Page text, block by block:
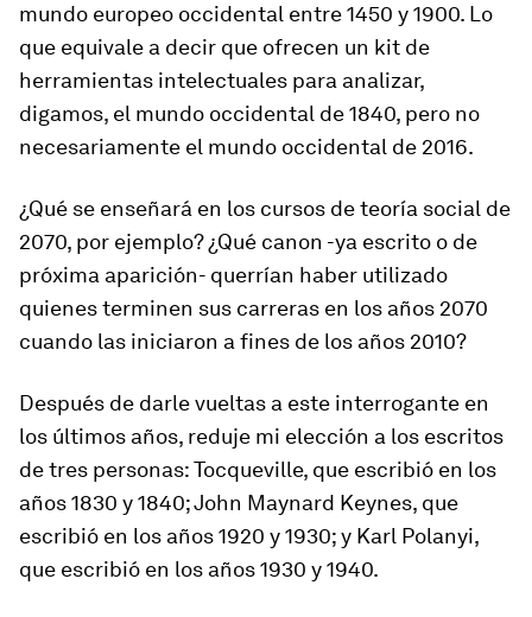
mundo europeo occidental entre 1450 y 1900. Lo
que equivale a decir que ofrecen un kit de
herramientas intelectuales para analizar,
digamos, el mundo occidental de 1840, pero no
necesariamente el mundo occidental de 2016.
¿Qué se enseñará en los cursos de teoría social de
2070, por ejemplo? ¿Qué canon -ya escrito o de
próxima aparición- querrían haber utilizado
quienes terminen sus carreras en los años 2070
cuando las iniciaron a fines de los años 2010?
Después de darle vueltas a este interrogante en
los últimos años, reduje mi elección a los escritos
de tres personas: Tocqueville, que escribió en los
años 1830 y 1840; John Maynard Keynes, que
escribió en los años 1920 y 1930; y Karl Polanyi,
que escribió en los años 1930 y 1940.